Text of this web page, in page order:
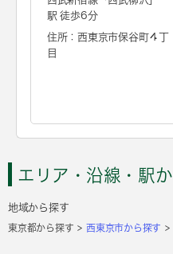
駅 徒歩6分
住所：西東京市保谷町４丁
目
エリア・沿線・駅
地域から探す
東京都から探す 西東京市から探す